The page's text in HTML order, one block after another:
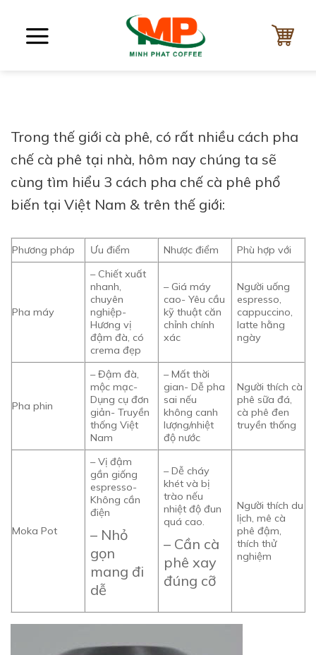
Trong thế giới cà phê, có rất nhiều cách pha
chế cà phê tại nhà, hôm nay chúng ta sẽ
cùng tìm hiểu 3 cách pha chế cà phê phổ
biến tại Việt Nam & trên thế giới:
Phương pháp Ưu điểm Nhược điểm Phù hợp với
Pha máy
– Chiết xuất
nhanh,
chuyên
nghiệp-
Hương vị
đậm đà, có
crema đẹp
– Giá máy
cao- Yêu cầu
kỹ thuật căn
chỉnh chính
xác
Người uống
espresso,
cappuccino,
latte hằng
ngày
Pha phin
– Đậm đà,
mộc mạc-
Dụng cụ đơn
giản- Truyền
thống Việt
Nam
– Mất thời
gian- Dễ pha
sai nếu
không canh
lượng/nhiệt
độ nước
Người thích cà
phê sữa đá,
cà phê đen
truyền thống
Moka Pot
– Vị đậm
gần giống
espresso-
Không cần
điện
– Nhỏ
gọn
mang đi
dễ
– Dễ cháy
khét và bị
trào nếu
nhiệt độ đun
quá cao.
– Cần cà
phê xay
đúng cỡ
Người thích du
lịch, mê cà
phê đậm,
thích thử
nghiệm